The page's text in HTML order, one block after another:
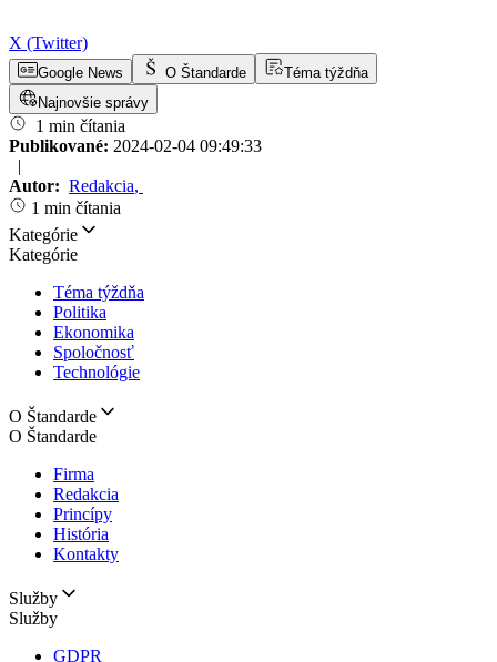
X (Twitter)
Google News O Štandarde
Téma týždňa
Najnovšie správy
1 min čítania
Publikované: 2024-02-04 09:49:33
|
Autor: Redakcia,
1 min čítania
Kategórie
Kategórie
Téma týždňa
Politika
Ekonomika
Spoločnosť
Technológie
O Štandarde
O Štandarde
Firma
Redakcia
Princípy
História
Kontakty
Služby
Služby
GDPR